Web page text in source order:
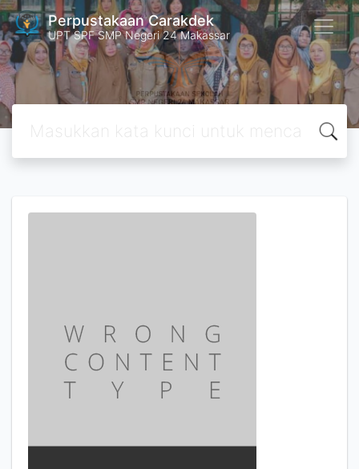
Perpustakaan Carakdek
UPT SPF SMP Negeri 24 Makassar